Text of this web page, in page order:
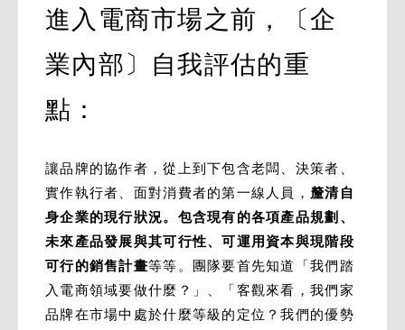
進入電商市場之前，〔企
業內部〕自我評估的重
點：
讓品牌的協作者，從上到下包含老闆、決策者、
實作執行者、面對消費者的第一線人員， 釐清自
身企業的現行狀況。包含現有的各項產品規劃、
未來產品發展與其可行性、可運用資本與現階段
可行的銷售計畫等等。團隊要首先知道「我們踏
入電商領域要做什麼？」、「客觀來看，我們家
品牌在市場中處於什麼等級的定位？我們的優勢